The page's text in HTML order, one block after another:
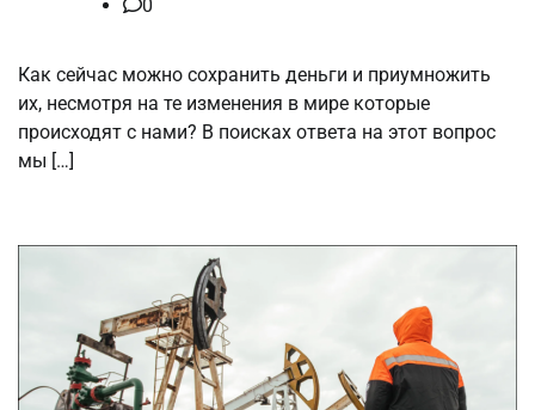
0
Как сейчас можно сохранить деньги и приумножить
их, несмотря на те изменения в мире которые
происходят с нами? В поисках ответа на этот вопрос
мы […]